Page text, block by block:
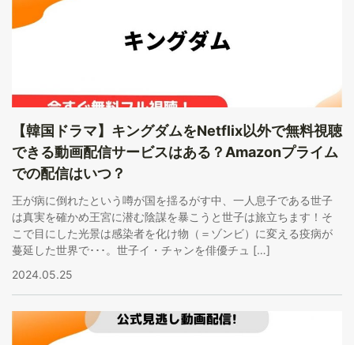
【韓国ドラマ】キングダムをNetflix以外で無料視聴
できる動画配信サービスはある？Amazonプライム
での配信はいつ？
王が病に倒れたという噂が国を揺るがす中、一人息子である世子
は真実を確かめ王宮に潜む陰謀を暴こうと世子は旅立ちます！そ
こで目にした光景は感染者を化け物（＝ゾンビ）に変える疫病が
蔓延した世界で･･･。世子イ・チャンを俳優チュ […]
2024.05.25